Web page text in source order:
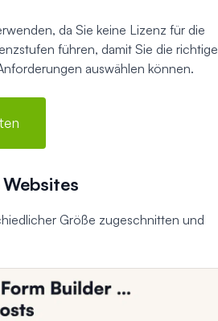
da Sie keine Lizenz für die
führen, damit Sie die richtige
auswählen können.
Größe zugeschnitten und